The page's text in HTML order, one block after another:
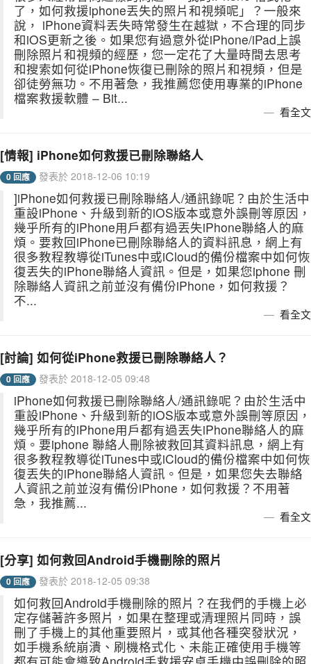
了，如何救援iphone丟失的照片和視頻呢」？一般來
說， iPhone資料丟失時常發生在越獄，不合理的同步
和iOS更新之後。如果您有過意外從iPhone/iPad上誤
刪除照片和視頻的經歷，您一定花了大量時間去思考
和搜索如何從iPhone恢復已刪除的照片和視頻，但是
卻徒勞無功。不用著急，我推薦您使用專業的iPhone
檔案救援軟體 – Bit...
看全文
[情報] iPhone如何救援已刪除聯絡人
0 回應 發表於 2018-12-06 10:19
]iPhone如何救援已刪除聯絡人/通訊錄呢？由於生活中
重設iPhone、升級到新的iOS版本或意外誤刪等原因，
幾乎所有的iPhone用戶都有過丟失iPhone聯絡人的麻
煩。要救回iPhone已刪除聯絡人的資料訊息，網上有
很多教程教導從iTunes中或iCloud的備份檔案中如何恢
復丟失的iPhone聯絡人資訊。但是，如果您iphone 刪
除聯絡人資訊之前並沒有備份iPhone，如何救援？
不...
看全文
[討論] 如何從iPhone救援已刪除聯絡人？
0 回應 發表於 2018-12-05 09:48
iPhone如何救援已刪除聯絡人/通訊錄呢？由於生活中
重設iPhone、升級到新的iOS版本或意外誤刪等原因，
幾乎所有的iPhone用戶都有過丟失iPhone聯絡人的麻
煩。要iphone 聯絡人刪除被救回其資料訊息，網上有
很多教程教導從iTunes中或iCloud的備份檔案中如何恢
復丟失的iPhone聯絡人資訊。但是，如果您失去聯絡
人資訊之前並沒有備份iPhone，如何救援？不用著
急，我推薦...
看全文
[分享] 如何救回Android手機刪除的照片
0 回應 發表於 2018-12-05 09:38
如何救回Android手機刪除的照片？在我們的手機上必
定存儲著許多照片，如果在整理或清理照片同時，誤
刪了手機上的其他重要照片，或其他各種突發狀況，
如手機系統崩潰、刷機格式化、未能正確使用手機等